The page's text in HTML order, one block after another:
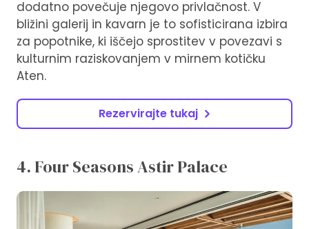
dodatno povečuje njegovo privlačnost. V
bližini galerij in kavarn je to sofisticirana izbira
za popotnike, ki iščejo sprostitev v povezavi s
kulturnim raziskovanjem v mirnem kotičku
Aten.
Rezervirajte tukaj
4. Four Seasons Astir Palace